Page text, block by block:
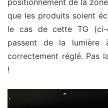
positionnement de la
que les produits soient
le cas de cette TG (ci-
passent de la lumière
correctement réglé. Pas
!